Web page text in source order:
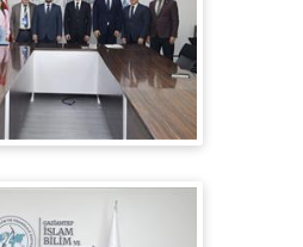
'ye Saha Ziyareti